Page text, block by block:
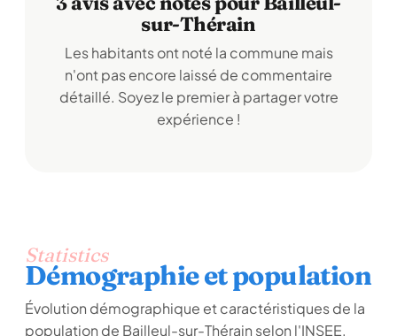
sur-Thérain
Les habitants ont noté la commune mais
n'ont pas encore laissé de commentaire
détaillé. Soyez le premier à partager votre
expérience !
Statistics
Démographie et population
Évolution démographique et caractéristiques de la
population de Bailleul-sur-Thérain selon l'INSEE.